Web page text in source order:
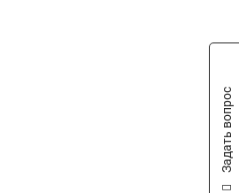
Задать вопрос